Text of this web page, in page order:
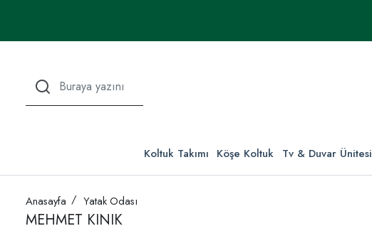
Koltuk Takımı Köşe Koltuk Tv & Duvar Ünitesi
Anasayfa Yatak Odası
MEHMET KINIK